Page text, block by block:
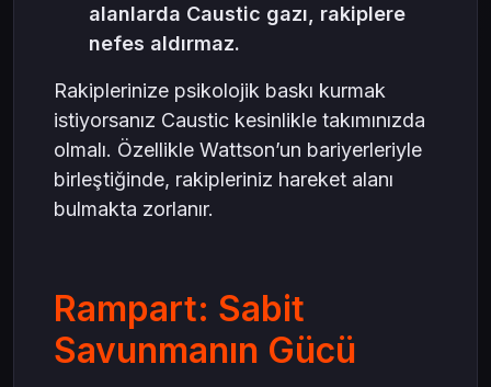
alanlarda Caustic gazı, rakiplere
nefes aldırmaz.
Rakiplerinize psikolojik baskı kurmak
istiyorsanız Caustic kesinlikle takımınızda
olmalı. Özellikle Wattson’un bariyerleriyle
birleştiğinde, rakipleriniz hareket alanı
bulmakta zorlanır.
Rampart: Sabit
Savunmanın Gücü